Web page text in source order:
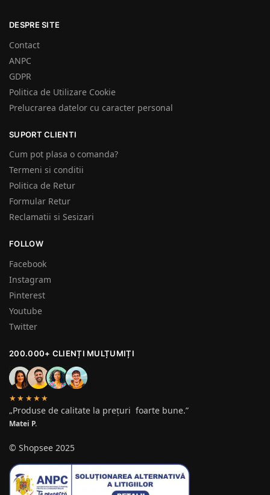
DESPRE SITE
Contact
ANPC
GDPR
Politica de Utilizare Cookie
Prelucrarea datelor cu caracter personal
SUPORT CLIENTI
Cum pot plasa o comanda?
Termeni si conditii
Politica de Retur
Formular Retur
Reclamatii si Sesizari
FOLLOW
Facebook
Instagram
Pinterest
Youtube
Twitter
200.000+ CLIENȚI MULȚUMIȚI
★★★★★
„Produse de calitate la prețuri foarte bune.”
Matei P.
© Shopsee 2025